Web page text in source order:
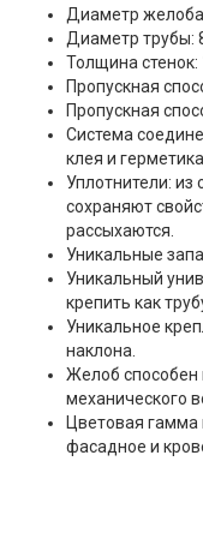
Диаметр
Диаметр трубы:
Толщина стенок:
Пропускная
Пропускная
Система
клея и
Уплотнители: из
сохраняют
рассыхаются.
Уникальные
Уникальный
крепить как
Уникальное
наклона.
Желоб способен
механического
Цветовая гамма
фасадное и